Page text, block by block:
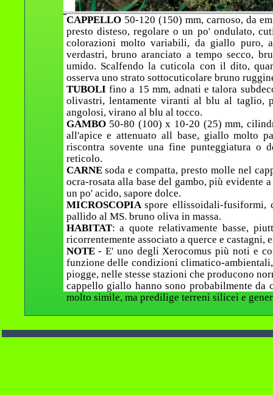
CAPPELLO 50-120 (150) mm, carnoso, da
presto disteso, regolare o un po' ondulato,
colorazioni molto variabili, da giallo puro,
verdastri, bruno aranciato a tempo secco,
umido. Scalfendo la cuticola con il dito,
osserva uno strato sottocuticolare bruno
TUBOLI fino a 15 mm, adnati e talora
olivastri, lentamente viranti al blu al taglio,
angolosi, virano al blu al tocco.
GAMBO 50-80 (100) x 10-20 (25) mm,
all'apice e attenuato all base, giallo molto
riscontra sovente una fine punteggiatura o
reticolo.
CARNEsoda e compatta, presto molle nel
ocra-rosata alla base del gambo, più evidente
un po' acido, sapore dolce.
MICROSCOPIAspore ellissoidali-fusiformi,
pallido al MS. bruno oliva in massa.
HABITAT: a quote relativamente basse,
ricorrentemente associato a querce e castagni,
NOTE- E' uno degli Xerocomus più noti e
funzione delle condizioni climatico-
piogge, nelle stesse stazioni che producono
cappello giallo hanno sono probabilmente
molto simile, ma predilige terreni silicei e